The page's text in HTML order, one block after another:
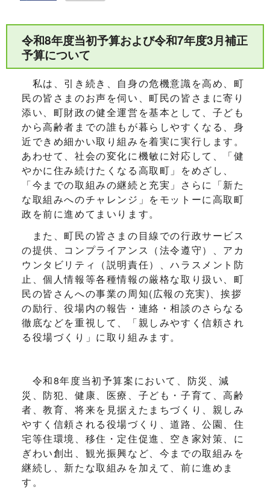
令和8年度当初予算および令和7年度3月補正
予算について
私は、引き続き、自身の危機意識を高め、町
民の皆さまのお声を伺い、町民の皆さまに寄り
添い、町財政の健全運営を基本として、子ども
から高齢者までの誰もが暮らしやすくなる、身
近できめ細かい取り組みを着実に実行します。
あわせて、社会の変化に機敏に対応して、「健
やかに住み続けたくなる高取町」をめざし、
「今までの取組みの継続と充実」さらに「新た
な取組みへのチャレンジ」をモットーに高取町
政を前に進めてまいります。
また、町民の皆さまの目線での行政サービス
の提供、コンプライアンス（法令遵守）、アカ
ウンタビリティ（説明責任）、ハラスメント防
止、個人情報等各種情報の厳格な取り扱い、町
民の皆さんへの事業の周知(広報の充実)、挨拶
の励行、役場内の報告・連絡・相談のさらなる
徹底などを重視して、「親しみやすく信頼され
る役場づくり」に取り組みます。
令和8年度当初予算案において、防災、減
災、防犯、健康、医療、子ども・子育て、高齢
者、教育、将来を見据えたまちづくり、親しみ
やすく信頼される役場づくり、道路、公園、住
宅等住環境、移住・定住促進、空き家対策、に
ぎわい創出、観光振興など、今までの取組みを
継続し、新たな取組みを加えて、前に進めま
す。